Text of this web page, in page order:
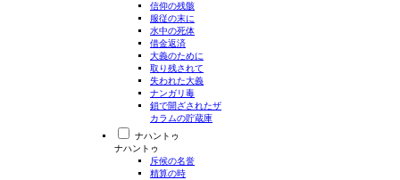
信仰の残骸
服従の末に
水中の死体
借金返済
大義のために
取り残されて
失われた大義
ナンガリ毒
鎖で開ざされたザ
カラムの貯蔵庫
ナハントゥ
ナハントゥ
斥候の名誉
精算の時